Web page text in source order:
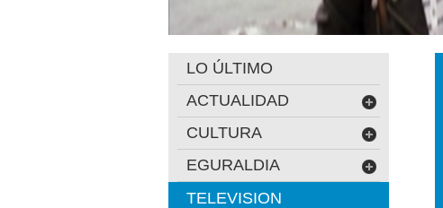
LO ÚLTIMO
ACTUALIDAD
CULTURA
EGURALDIA
TELEVISION